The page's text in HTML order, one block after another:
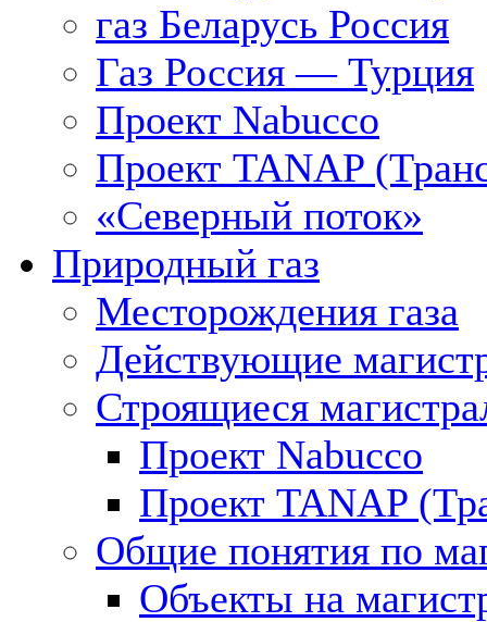
газ Беларусь Россия
Газ Россия — Турция
Проект Nabucco
Проект TANAP
«Северный поток»
Природный газ
Месторождения газа
Действующие
Строящиеся
Проект Nabucco
Проект TANAP
Общие понятия по
Объекты на